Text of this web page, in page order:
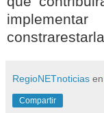
RegioNETnoticias en
Compartir